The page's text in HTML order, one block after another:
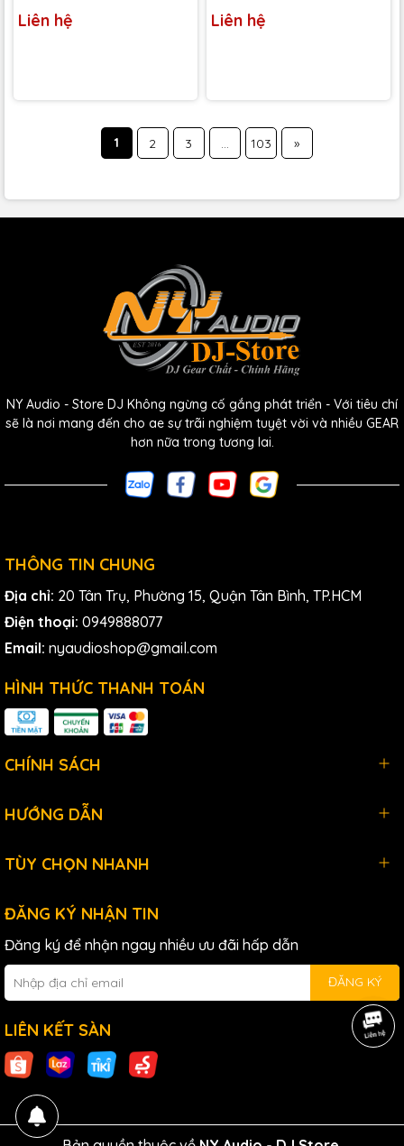
Liên hệ Liên hệ
1 2 3 ... 103 »
NY Audio - Store DJ Không ngừng cố gắng phát triển - Với tiêu chí
sẽ là nơi mang đến cho ae sự trãi nghiệm tuyệt vời và nhiều GEAR
hơn nữa trong tương lai.
THÔNG TIN CHUNG
Địa chỉ: 20 Tân Trụ, Phường 15, Quận Tân Bình, TP.HCM
Điện thoại: 0949888077
Email: nyaudioshop@gmail.com
HÌNH THỨC THANH TOÁN
CHÍNH SÁCH
HƯỚNG DẪN
TÙY CHỌN NHANH
ĐĂNG KÝ NHẬN TIN
Đăng ký để nhận ngay nhiều ưu đãi hấp dẫn
ĐĂNG KÝ
LIÊN KẾT SÀN